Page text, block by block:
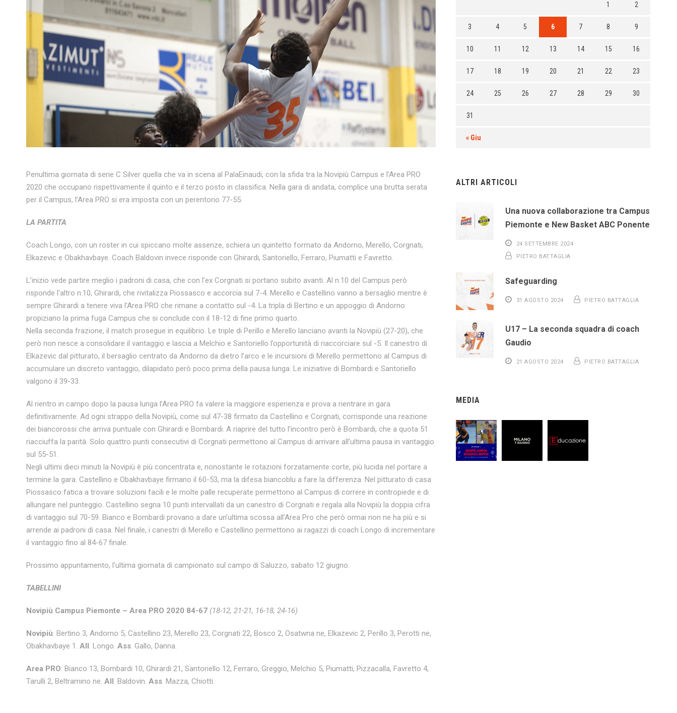
Penultima giornata di serie C Silver quella che va in scena al PalaEinaudi, con la sfida tra la Novipiù Campus e l’Area PRO
2020 che occupano rispettivamente il quinto e il terzo posto in classifica. Nella gara di andata, complice una brutta serata
per il Campus, l’Area PRO si era imposta con un perentorio 77-55.
LA PARTITA
Coach Longo, con un roster in cui spiccano molte assenze, schiera un quintetto formato da Andorno, Merello, Corgnati,
Elkazevic e Obakhavbaye. Coach Baldovin invece risponde con Ghirardi, Santoriello, Ferraro, Piumatti e Favretto.
L’inizio vede partire meglio i padroni di casa, che con l’ex Corgnati si portano subito avanti. Al n.10 del Campus però
risponde l’altro n.10, Ghirardi, che rivitalizza Piossasco e accorcia sul 7-4. Merello e Castellino vanno a bersaglio mentre è
sempre Ghirardi a tenere viva l’Area PRO che rimane a contatto sul -4. La tripla di Bertino e un appoggio di Andorno
propiziano la prima fuga Campus che si conclude con il 18-12 di fine primo quarto.
Nella seconda frazione, il match prosegue in equilibrio. Le triple di Perillo e Merello lanciano avanti la Novipiù (27-20), che
però non riesce a consolidare il vantaggio e lascia a Melchio e Santoriello l’opportunità di riaccorciare sul -5. Il canestro di
Elkazevic dal pitturato, il bersaglio centrato da Andorno da dietro l’arco e le incursioni di Merello permettono al Campus di
accumulare un discreto vantaggio, dilapidato però poco prima della pausa lunga. Le iniziative di Bombardi e Santoriello
valgono il 39-33.
Al rientro in campo dopo la pausa lunga l’Area PRO fa valere la maggiore esperienza e prova a rientrare in gara
definitivamente. Ad ogni strappo della Novipiù, come sul 47-38 firmato da Castellino e Corgnati, corrisponde una reazione
dei biancorossi che arriva puntuale con Ghirardi e Bombardi. A riaprire del tutto l’incontro però è Bombardi, che a quota 51
riacciuffa la parità. Solo quattro punti consecutivi di Corgnati permettono al Campus di arrivare all’ultima pausa in vantaggio
sul 55-51.
Negli ultimi dieci minuti la Novipiù è più concentrata e, nonostante le rotazioni forzatamente corte, più lucida nel portare a
termine la gara. Castellino e Obakhavbaye firmano il 60-53, ma la difesa biancoblu a fare la differenza. Nel pitturato di casa
Piossasco fatica a trovare soluzioni facili e le molte palle recuperate permettono al Campus di correre in contropiede e di
allungare nel punteggio. Castellino segna 10 punti intervallati da un canestro di Corgnati e regala alla Novipiù la doppia cifra
di vantaggio sul 70-59. Bianco e Bombardi provano a dare un’ultima scossa all’Area Pro che però ormai non ne ha più e si
arrende ai padroni di casa. Nel finale, i canestri di Merello e Castellino permettono ai ragazzi di coach Longo di incrementare
il vantaggio fino al 84-67 finale.
Prossimo appuntamento, l’ultima giornata di campionato sul campo di Saluzzo, sabato 12 giugno.
TABELLINI
Novipiù Campus Piemonte – Area PRO 2020 84-67 (18-12, 21-21, 16-18, 24-16)
Novipiù: Bertino 3, Andorno 5, Castellino 23, Merello 23, Corgnati 22, Bosco 2, Osatwna ne, Elkazevic 2, Perillo 3, Perotti ne,
Obakhavbaye 1. All . Longo. Ass . Gallo, Danna.
Area PRO: Bianco 13, Bombardi 10, Ghirardi 21, Santoriello 12, Ferraro, Greggio, Melchio 5, Piumatti, Pizzacalla, Favretto 4,
Tarulli 2, Beltramino ne. All . Baldovin. Ass . Mazza, Chiotti.
« Giu
1 2
3 4 5 6 7 8 9
10 11 12 13 14 15 16
17 18 19 20 21 22 23
24 25 26 27 28 29 30
31
ALTRI ARTICOLI
Una nuova collaborazione tra Campus
Piemonte e New Basket ABC Ponente
24 SETTEMBRE 2024
PIETRO BATTAGLIA
Safeguarding
31 AGOSTO 2024 PIETRO BATTAGLIA
U17 – La seconda squadra di coach
Gaudio
21 AGOSTO 2024 PIETRO BATTAGLIA
MEDIA